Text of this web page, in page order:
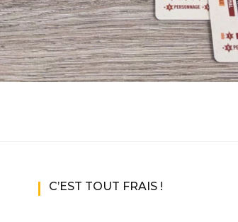
C’EST TOUT FRAIS !